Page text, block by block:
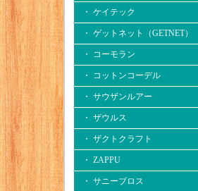
・ ケイテック
・ ゲットネット（GETNET）
・ コーモラン
・ コットンコーデル
・ サウザンルアー
・ ザウルス
・ ザクトクラフト
・ ZAPPU
・ サニーブロス